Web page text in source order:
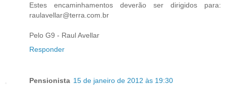
Estes encaminhamentos deverão ser dirigidos para:
raulavellar@terra.com.br
Pelo G9 - Raul Avellar
Responder
Pensionista 15 de janeiro de 2012 às 19:30